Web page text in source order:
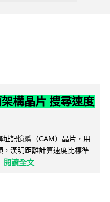
構晶片 搜尋速度
記憶體（CAM）晶片，用
漢明距離計算速度比標準
閱讀全文